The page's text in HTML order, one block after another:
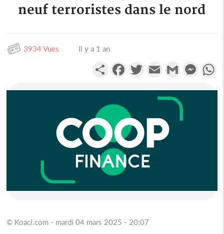
neuf terroristes dans le nord
3934 Vues Il y a 1 an
PartagerFacebookTwitterEmail Gmail
© Koaci.com - mardi 04 mars 2025 - 20:07